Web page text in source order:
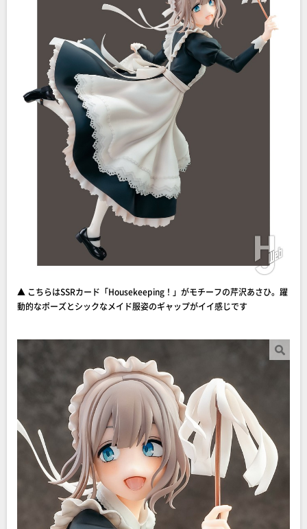
▲ こちらはSSRカード「Housekeeping！」がモチーフの芹沢あさひ。躍
動的なポーズとシックなメイド服姿のギャップがイイ感じです